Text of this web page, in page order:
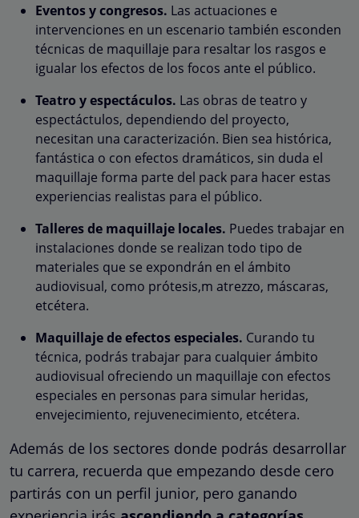
Eventos y congresos. Las actuaciones e
intervenciones en un escenario también esconden
técnicas de maquillaje para resaltar los rasgos e
igualar los efectos de los focos ante el público.
Teatro y espectáculos. Las obras de teatro y
espectáctulos, dependiendo del proyecto,
necesitan una caracterización. Bien sea histórica,
fantástica o con efectos dramáticos, sin duda el
maquillaje forma parte del pack para hacer estas
experiencias realistas para el público.
Talleres de maquillaje locales. Puedes trabajar en
instalaciones donde se realizan todo tipo de
materiales que se expondrán en el ámbito
audiovisual, como prótesis,m atrezzo, máscaras,
etcétera.
Maquillaje de efectos especiales. Curando tu
técnica, podrás trabajar para cualquier ámbito
audiovisual ofreciendo un maquillaje con efectos
especiales en personas para simular heridas,
envejecimiento, rejuvenecimiento, etcétera.
Además de los sectores donde podrás desarrollar
tu carrera, recuerda que empezando desde cero
partirás con un perfil junior, pero ganando